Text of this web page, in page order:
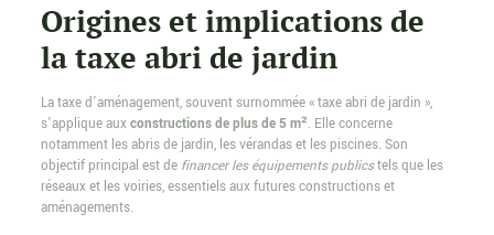
Origines et implications de
la taxe abri de jardin
La taxe d’aménagement, souvent surnommée « taxe abri de jardin »,
s’applique auxconstructions de plus de 5 m². Elle concerne
notamment les abris de jardin, les vérandas et les piscines. Son
objectif principal est de financer les équipements publicstels que les
réseaux et les voiries, essentiels aux futures constructions et
aménagements.